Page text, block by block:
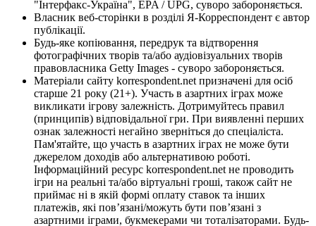
"Інтерфакс-Україна", EPA / UPG, суворо забороняється.
Власник веб-сторінки в розділі Я-Корреспондент є автор
публікації.
Будь-яке копіювання, передрук та відтворення
фотографічних творів та/або аудіовізуальних творів
правовласника Getty Images - суворо забороняється.
Матеріали сайту korrespondent.net призначені для осіб
старше 21 року (21+). Участь в азартних іграх може
викликати ігрову залежність. Дотримуйтесь правил
(принципів) відповідальної гри. При виявленні перших
ознак залежності негайно зверніться до спеціаліста.
Пам'ятайте, що участь в азартних іграх не може бути
джерелом доходів або альтернативою роботі.
Інформаційний ресурс korrespondent.net не проводить
ігри на реальні та/або віртуальні гроші, також сайт не
приймає ні в якій формі оплату ставок та інших
платежів, які пов’язані/можуть бути пов’язані з
азартними іграми, букмекерами чи тоталізаторами. Будь-